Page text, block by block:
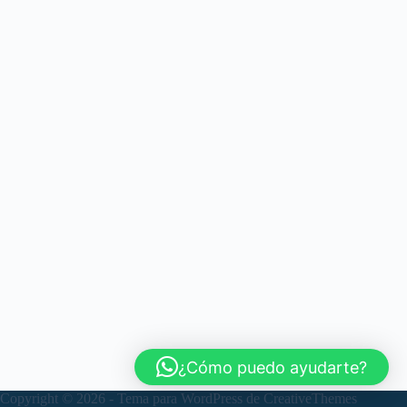
Copyright © 2026 - Tema para WordPress de CreativeThemes
¿Cómo puedo ayudarte?